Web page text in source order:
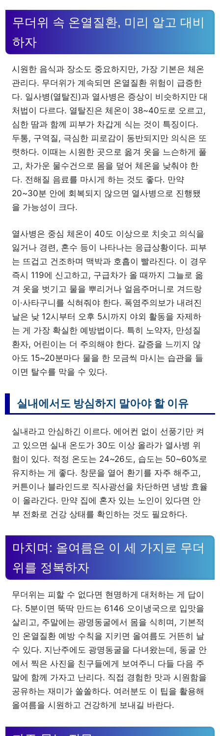
무더위 속 온열질환, 미리 알고 대비
하자
시원한 음식과 장소도 중요하지만, 가장 기본은 체온
관리다. 무더위가 계속되면 온열질환 위험이 급증한
다. 일사병(열탈진)과 열사병은 증상이 비슷하지만 대
처법이 다르다. 열탈진은 체온이 38~40도로 오르고,
심한 땀과 함께 피부가 차갑게 식는 것이 특징이다.
두통, 구역질, 극심한 피로감이 동반되지만 의식은 또
렷하다. 이때는 시원한 곳으로 옮겨 옷을 느슨하게 풀
고, 차가운 물수건으로 몸을 덮어 체온을 낮춰야 한
다. 전해질 음료를 마시게 하는 것도 좋다. 만약
20~30분 안에 회복되지 않으면 열사병으로 진행됐
을 가능성이 크다.
열사병은 중심 체온이 40도 이상으로 치솟고 의식을
잃거나 경련, 혼수 등이 나타나는 응급상황이다. 피부
는 뜨겁고 건조하며 맥박과 호흡이 빨라진다. 이 경우
즉시 119에 신고하고, 구급차가 올 때까지 그늘로 옮
겨 옷을 벗기고 물을 뿌리거나 얼음주머니로 겨드랑
이·사타구니를 식혀줘야 한다. 폭염주의보가 내려진
날은 낮 12시부터 오후 5시까지 야외 활동을 자제하
는 게 가장 확실한 예방법이다. 특히 노약자, 만성질
환자, 어린이는 더 주의해야 한다. 갈증을 느끼지 않
아도 15~20분마다 물을 한 모금씩 마시는 습관을 들
이면 탈수를 막을 수 있다.
실내에서도 방심하지 말아야 할 이유
실내라고 안심하긴 이르다. 에어컨 없이 선풍기만 켜
고 있으면 실내 온도가 30도 이상 올라가 열사병 위
험이 있다. 적정 온도는 24~26도, 습도는 50~60%로
유지하는 게 좋다. 창문을 열어 환기를 자주 해주고,
커튼이나 블라인드로 직사광선을 차단하면 냉방 효율
이 올라간다. 만약 집에 혼자 있는 노인이 있다면 안
부 전화로 건강 상태를 확인하는 것도 필요하다.
마치며: 올여름은 이 세 가지로 무더
위를 정복하자
무더위는 피할 수 없다면 현명하게 대처하는 게 답이
다. 5분이면 뚝딱 만드는 6146 오이냉국으로 입맛을
살리고, 주말에는 광명동굴에서 몸을 식히며, 기본적
인 온열질환 예방 수칙을 지키면 올여름도 거뜬히 날
수 있다. 지난주에도 광명동굴을 다녀왔는데, 동굴 안
에서 찍은 사진을 친구들에게 보여주니 다들 다음 주
말에 함께 가자고 난리다. 직접 경험한 맛과 시원함을
공유하는 재미가 쏠쏠하다. 여러분도 이 팁을 활용해
올여름을 시원하고 건강하게 보내길 바란다.